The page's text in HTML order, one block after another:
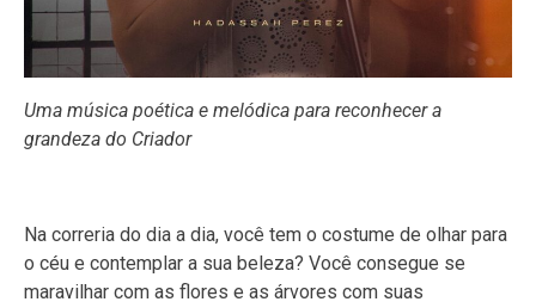
Uma música poética e melódica para reconhecer a
grandeza do Criador
Na correria do dia a dia, você tem o costume de olhar para
o céu e contemplar a sua beleza? Você consegue se
maravilhar com as flores e as árvores com suas